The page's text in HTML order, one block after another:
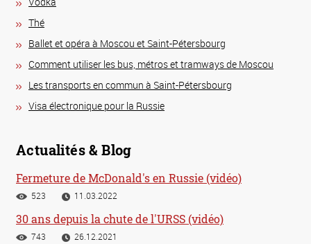
Thé
Ballet et opéra à Moscou et Saint-Pétersbourg
Comment utiliser les bus, métros et tramways de Moscou
Les transports en commun à Saint-Pétersbourg
Visa électronique pour la Russie
Actualités & Blog
Fermeture de McDonald's en Russie (vidéo)
523 11.03.2022
30 ans depuis la chute de l'URSS (vidéo)
743 26.12.2021